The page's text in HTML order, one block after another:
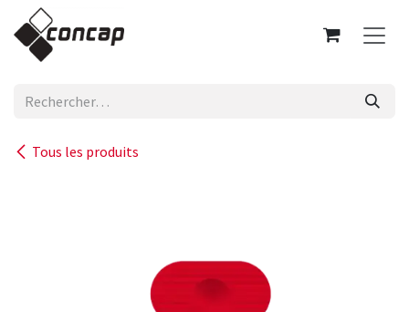
Se rendre au contenu
Tous les produits